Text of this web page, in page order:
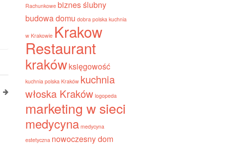
Rachunkowe biznes ślubny
budowa domu dobra polska kuchnia
w Krakowie Krakow
Restaurant
krakówksięgowość
kuchnia polska Kraków kuchnia
włoska Kraków logopeda
marketing w sieci
medycyna medycyna
estetyczna nowoczesny dom